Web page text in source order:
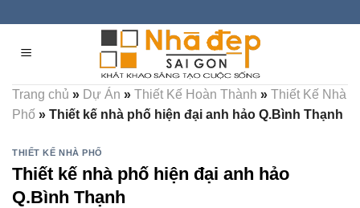
content
Trang chủ » Dự Án » Thiết Kế Hoàn Thành » Thiết Kế Nhà
Phố » Thiết kế nhà phố hiện đại anh hảo Q.Bình Thạnh
THIẾT KẾ NHÀ PHỐ
Thiết kế nhà phố hiện đại anh hảo
Q.Bình Thạnh